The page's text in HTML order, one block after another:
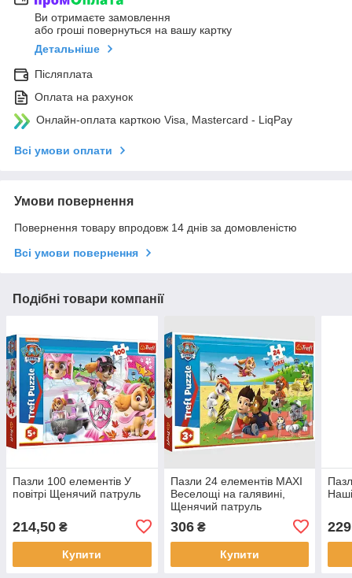
Ви отримаєте замовлення
або гроші повернуться на вашу картку
Детальніше
Післяплата
Оплата на рахунок
Онлайн-оплата карткою Visa, Mastercard - LiqPay
Всі умови оплати
Умови повернення
Повернення товару впродовж 14 днів за домовленістю
Всі умови повернення
Подібні товари компанії
Пазли 100 елементів У
повітрі Щенячий патруль
214,50 ₴
Купити
Пазли 24 елементів MAXI
Веселощі на галявині,
Щенячий патруль
306₴
Купити